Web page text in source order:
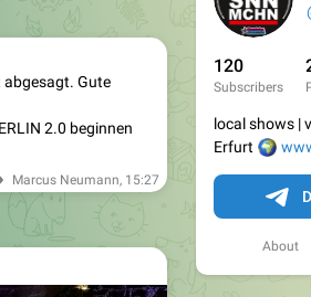
120
Subscribers
local shows |
Erfurt
🌍
About
abgesagt. Gute
2.0 beginnen
Marcus Neumann, 15:27